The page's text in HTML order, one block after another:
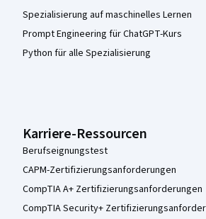
Spezialisierung auf maschinelles Lernen
Prompt Engineering für ChatGPT-Kurs
Python für alle Spezialisierung
Karriere-Ressourcen
Berufseignungstest
CAPM-Zertifizierungsanforderungen
CompTIA A+ Zertifizierungsanforderungen
CompTIA Security+